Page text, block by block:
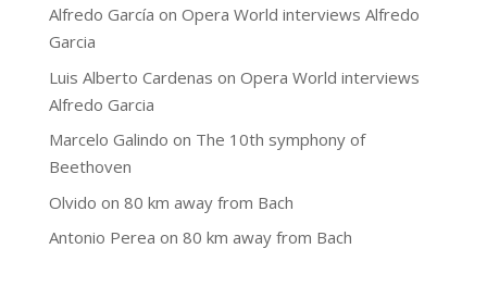
Alfredo García on Opera World interviews Alfredo
Garcia
Luis Alberto Cardenas on Opera World interviews
Alfredo Garcia
Marcelo Galindo on The 10th symphony of
Beethoven
Olvido on 80 km away from Bach
Antonio Perea on 80 km away from Bach